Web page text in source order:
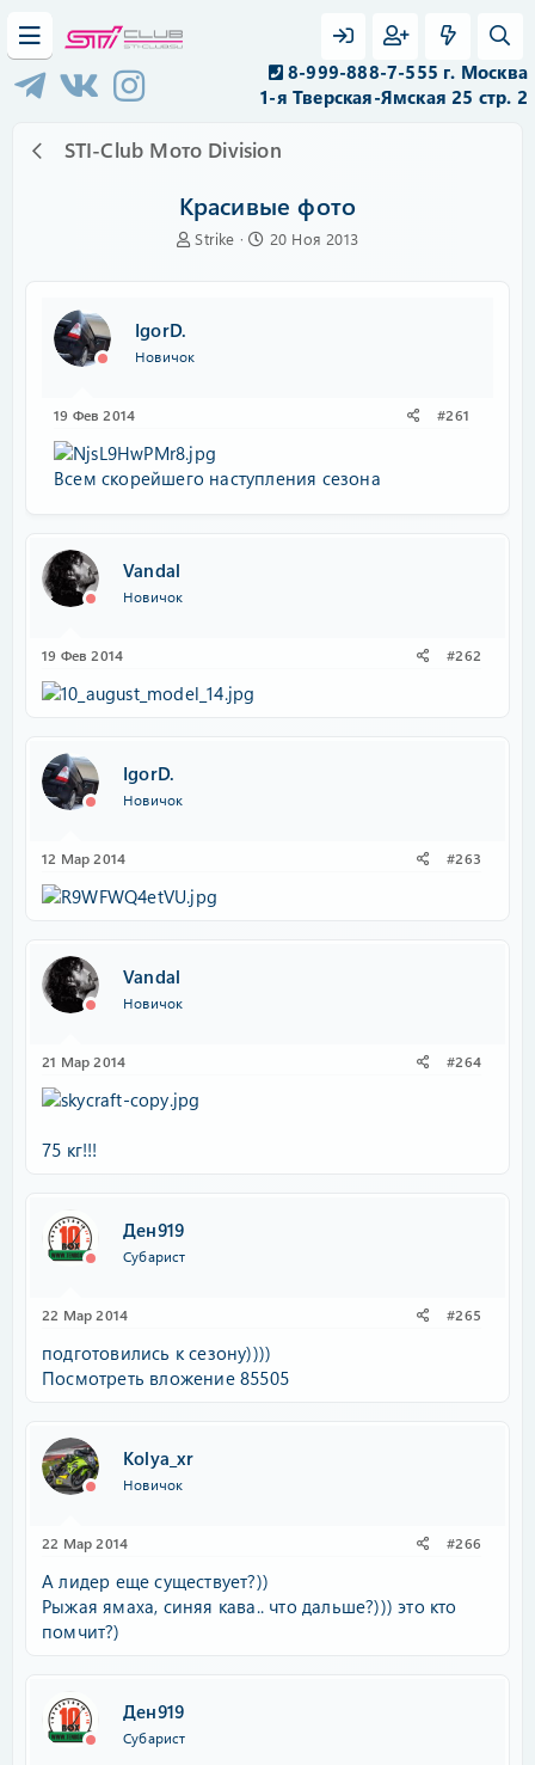
8-999-888-7-555 г. Москва
1-я Тверская-Ямская 25 стр. 2
STI-Club Мото Division
Красивые фото
А
е
Strike
Д
20 Ноя 2013
IgorD.
Новичок
19 Фев 2014 #261
Всем скорейшего наступления сезона
Vandal
Новичок
19 Фев 2014 #262
IgorD.
Новичок
12 Мар 2014 #263
Vandal
Новичок
21 Мар 2014 #264
75 кг!!!
Ден919
Субарист
22 Мар 2014 #265
подготовились к сезону))))
Посмотреть вложение 85505
Kolya_xr
Новичок
22 Мар 2014 #266
А лидер еще существует?))
Рыжая ямаха, синяя кава.. что дальше?))) это кто
помчит?)
Ден919
Субарист